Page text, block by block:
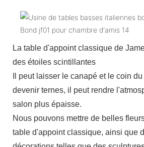
La table d'appoint classique de
des étoiles scintillantes
Il peut laisser le canapé et le coin
devenir ternes, il peut rendre
salon plus épaisse.
Nous pouvons mettre de belles
table d'appoint classique, ainsi que